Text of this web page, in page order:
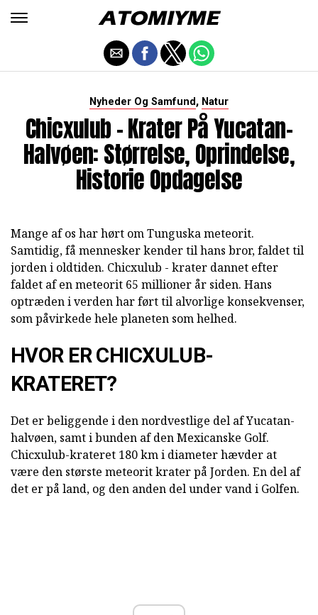
Nyheder Og Samfund, Natur
Chicxulub - Krater På Yucatan-
Halvøen: Størrelse, Oprindelse,
Historie Opdagelse
Mange af os har hørt om Tunguska meteorit.
Samtidig, få mennesker kender til hans bror, faldet til
jorden i oldtiden. Chicxulub - krater dannet efter
faldet af en meteorit 65 millioner år siden. Hans
optræden i verden har ført til alvorlige konsekvenser,
som påvirkede hele planeten som helhed.
HVOR ER CHICXULUB-
KRATERET?
Det er beliggende i den nordvestlige del af Yucatan-
halvøen, samt i bunden af den Mexicanske Golf.
Chicxulub-krateret 180 km i diameter hævder at
være den største meteorit krater på Jorden. En del af
det er på land, og den anden del under vand i Golfen.